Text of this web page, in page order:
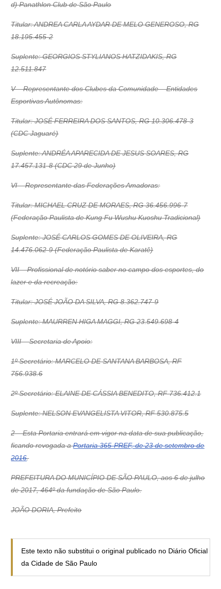
d) Panathlon Club de São Paulo
Titular: ANDREA CARLA AYDAR DE MELO GENEROSO, RG
18.195.455-2
Suplente: GEORGIOS STYLIANOS HATZIDAKIS, RG
12.511.847
V – Representante dos Clubes da Comunidade – Entidades
Esportivas Autônomas:
Titular: JOSÉ FERREIRA DOS SANTOS, RG 10.306.478-3
(CDC Jaguaré)
Suplente: ANDRÉA APARECIDA DE JESUS SOARES, RG
17.457.131-8 (CDC 29 de Junho)
VI – Representante das Federações Amadoras:
Titular: MICHAEL CRUZ DE MORAES, RG 36.456.996-7
(Federação Paulista de Kung Fu Wushu Kuoshu Tradicional)
Suplente: JOSÉ CARLOS GOMES DE OLIVEIRA, RG
14.476.062-9 (Federação Paulista de Karatê)
VII – Profissional de notório saber no campo dos esportes, do
lazer e da recreação:
Titular: JOSÉ JOÃO DA SILVA, RG 8.362.747-9
Suplente: MAURREN HIGA MAGGI, RG 23.549.698-4
VIII – Secretaria de Apoio:
1º Secretário: MARCELO DE SANTANA BARBOSA, RF
756.938.6
2º Secretário: ELAINE DE CÁSSIA BENEDITO, RF 736.412.1
Suplente: NELSON EVANGELISTA VITOR, RF 530.875.5
2 – Esta Portaria entrará em vigor na data de sua publicação,
ficando revogada aPortaria 365-PREF, de 23 de setembro de
2016.
PREFEITURA DO MUNICÍPIO DE SÃO PAULO, aos 6 de julho
de 2017, 464º da fundação de São Paulo.
JOÃO DORIA, Prefeito
Este texto não substitui o original publicado no Diário Oficial
da Cidade de São Paulo